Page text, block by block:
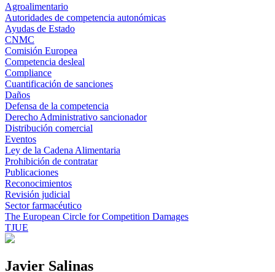
Agroalimentario
Autoridades de competencia autonómicas
Ayudas de Estado
CNMC
Comisión Europea
Competencia desleal
Compliance
Cuantificación de sanciones
Daños
Defensa de la competencia
Derecho Administrativo sancionador
Distribución comercial
Eventos
Ley de la Cadena Alimentaria
Prohibición de contratar
Publicaciones
Reconocimientos
Revisión judicial
Sector farmacéutico
The European Circle for Competition Damages
TJUE
Javier Salinas